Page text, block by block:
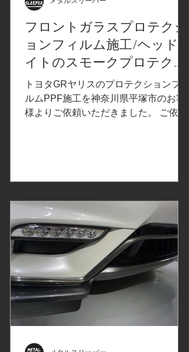
（コーティングは出来るだけ残して汚
れを取り除きます）、細部洗浄、プロ
テクションフィルム施工の下地を整え
フィルム施工、前側 ルーフのカラープ
ロテクションフィルム施工
フロントガラスプロテクシ
ョンフィルム施工/ヘッドラ
イトのスモークプロテクシ
ョンフィルム施工/飛び石保
護/TOYOTA トヨタ GR YARIS/
神奈川県平塚市Y様
トヨタGRヤリスのプロテクションフィ
ルムPPF施工を神奈川県平塚市のお客
様よりご依頼いただきました。 ご依頼
たカーラッピングフィルムはこちら↓
ンフィルムは硬く透明度の高いPET基
材を用いるものが主流でしたが、
「Windshield Protection Film(以下、
WPF)」ではXPEL長年のペイントプロ
テクションフィルム開発製造のノウハ
ウを生かし、 ボディ用ペイントプロテ
クションフィルムと同様な柔軟さを持
つTPU基材を用いて製品化しました。
鮮やかな透明感を持つフィルムを基材